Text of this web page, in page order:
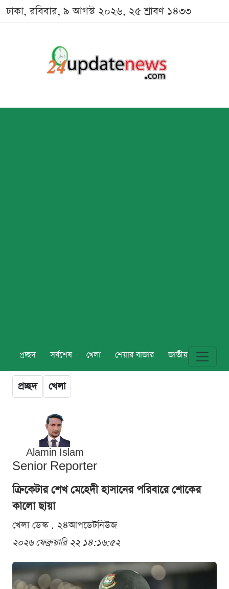
ঢাকা, রবিবার, ৯ আগস্ট ২০২৬, ২৫ শ্রাবণ ১৪৩৩
প্রচ্ছদ সর্বশেষ খেলা শেয়ার বাজার জাতীয় বিশ্ব
প্রচ্ছদ খেলা
Alamin Islam
Senior Reporter
ক্রিকেটার শেখ মেহেদী হাসানের পরিবারে শোকের
কালো ছায়া
খেলা ডেস্ক . ২৪আপডেটনিউজ
২০২৬ ফেব্রুয়ারি ২২ ১৪:১৬:৫২